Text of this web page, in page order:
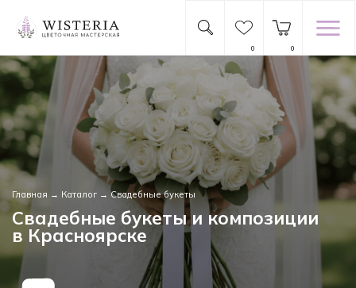
0 0
Свадебные букеты и композиции
в Красноярске
Главная → → Свадебные букеты